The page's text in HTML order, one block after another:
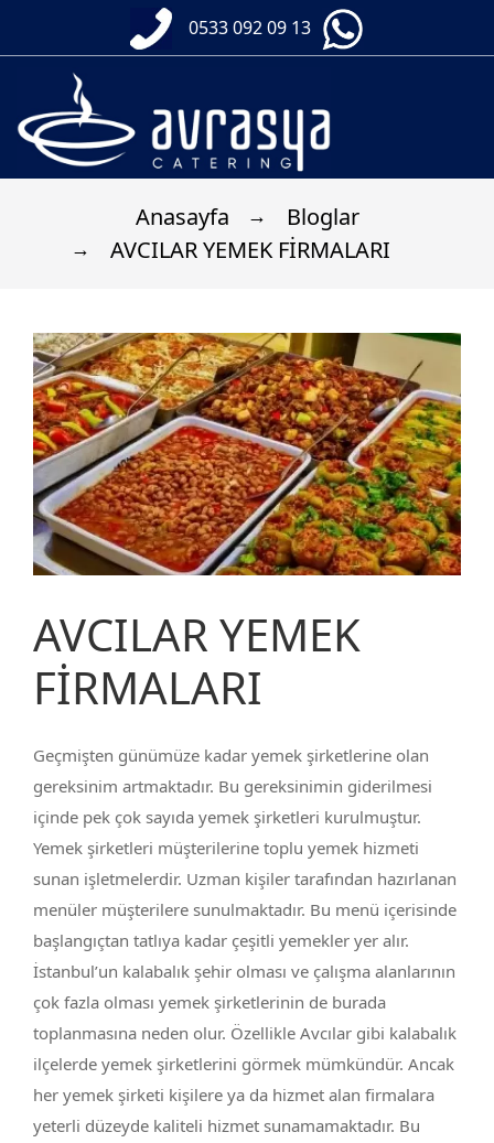
0533 092 09 13
Anasayfa
Bloglar
AVCILAR YEMEK FİRMALARI
AVCILAR YEMEK
FİRMALARI
Geçmişten günümüze kadar yemek şirketlerine olan
gereksinim artmaktadır. Bu gereksinimin giderilmesi
içinde pek çok sayıda yemek şirketleri kurulmuştur.
Yemek şirketleri müşterilerine toplu yemek hizmeti
sunan işletmelerdir. Uzman kişiler tarafından hazırlanan
menüler müşterilere sunulmaktadır. Bu menü içerisinde
başlangıçtan tatlıya kadar çeşitli yemekler yer alır.
İstanbul’un kalabalık şehir olması ve çalışma alanlarının
çok fazla olması yemek şirketlerinin de burada
toplanmasına neden olur. Özellikle Avcılar gibi kalabalık
ilçelerde yemek şirketlerini görmek mümkündür. Ancak
her yemek şirketi kişilere ya da hizmet alan firmalara
yeterli düzeyde kaliteli hizmet sunamamaktadır. Bu